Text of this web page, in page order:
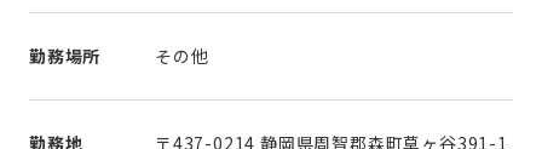
勤務場所 その他
勤務地 〒437-0214 静岡県周智郡森町草ヶ谷391-1